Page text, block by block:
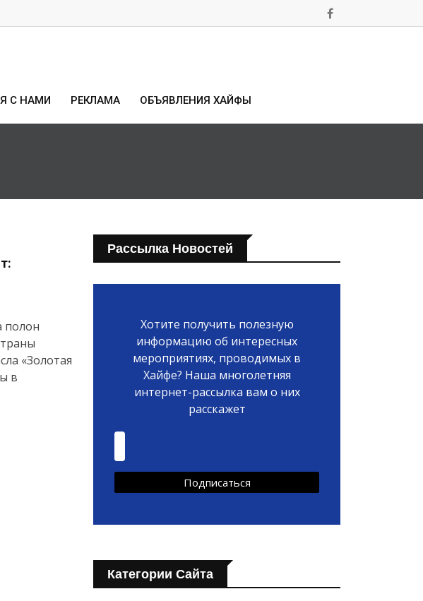
С НАМИ РЕКЛАМА ОБЪЯВЛЕНИЯ ХАЙФЫ
полон
«Золотая
в
Рассылка Новостей
Хотите получить полезную
информацию об интересных
мероприятиях, проводимых в
Хайфе? Наша многолетняя
интернет-рассылка вам о них
расскажет
Категории Сайта